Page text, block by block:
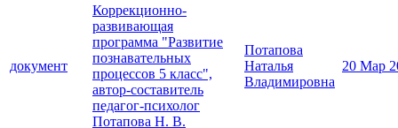
документ
Коррекционно-
развивающая
программа "Развитие
познавательных
процессов 5 класс",
автор-составитель
педагог-психолог
Потапова Н. В.
Потапова
Наталья
Владимировна
20 Мар